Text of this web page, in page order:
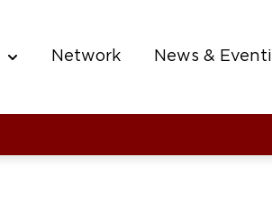
Network News & Eventi